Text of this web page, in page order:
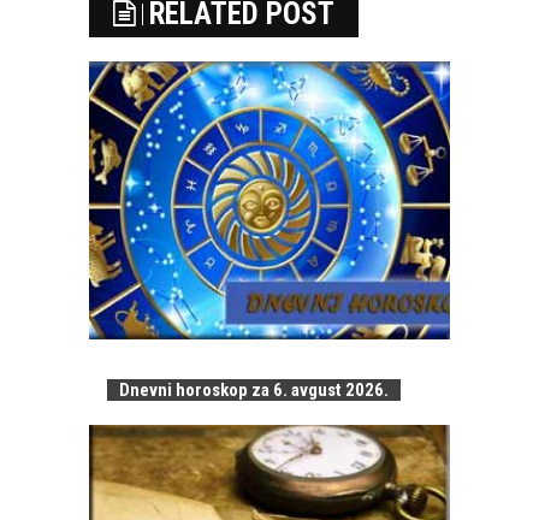
RELATED POST
Dnevni horoskop za 6. avgust 2026.